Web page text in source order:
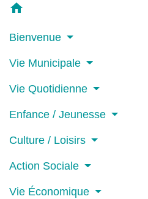
home
Bienvenue
Vie Municipale
Vie Quotidienne
Enfance / Jeunesse
Culture / Loisirs
Action Sociale
Vie Économique